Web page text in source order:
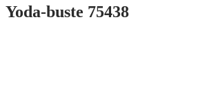
Yoda-buste 75438